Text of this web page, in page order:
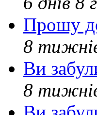
Прошу
8
Ви
8